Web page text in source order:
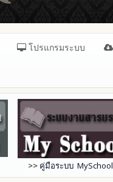
โปรแกรมระบบ
>> คู่มือระบบ MySchool